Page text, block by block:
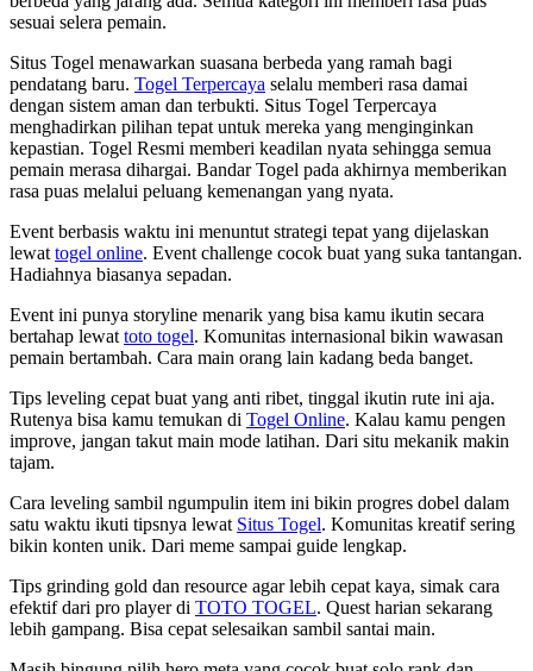
sesuai selera pemain.
Situs Togel menawarkan suasana berbeda yang ramah bagi
pendatang baru. Togel Terpercaya selalu memberi rasa damai
dengan sistem aman dan terbukti. Situs Togel Terpercaya
menghadirkan pilihan tepat untuk mereka yang menginginkan
kepastian. Togel Resmi memberi keadilan nyata sehingga semua
pemain merasa dihargai. Bandar Togel pada akhirnya memberikan
rasa puas melalui peluang kemenangan yang nyata.
Event berbasis waktu ini menuntut strategi tepat yang dijelaskan
lewat togel online. Event challenge cocok buat yang suka tantangan.
Hadiahnya biasanya sepadan.
Event ini punya storyline menarik yang bisa kamu ikutin secara
bertahap lewat toto togel. Komunitas internasional bikin wawasan
pemain bertambah. Cara main orang lain kadang beda banget.
Tips leveling cepat buat yang anti ribet, tinggal ikutin rute ini aja.
Rutenya bisa kamu temukan di Togel Online. Kalau kamu pengen
improve, jangan takut main mode latihan. Dari situ mekanik makin
tajam.
Cara leveling sambil ngumpulin item ini bikin progres dobel dalam
satu waktu ikuti tipsnya lewat Situs Togel. Komunitas kreatif sering
bikin konten unik. Dari meme sampai guide lengkap.
Tips grinding gold dan resource agar lebih cepat kaya, simak cara
efektif dari pro player di TOTO TOGEL. Quest harian sekarang
lebih gampang. Bisa cepat selesaikan sambil santai main.